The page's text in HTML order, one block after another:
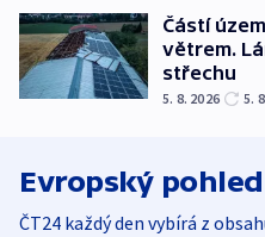
Částí
větrem.
střechu
5. 8. 2026 5.
Evropský pohled
ČT24 každý den vybírá z